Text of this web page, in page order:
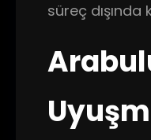
süreç dışında